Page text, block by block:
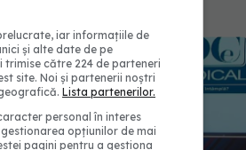
iar informațiile de
și alte date de pe
către 224 de parteneri
site. Noi și partenerii noștri
Lista partenerilor.
personal în interes
opțiunilor de mai
pagini pentru a gestiona